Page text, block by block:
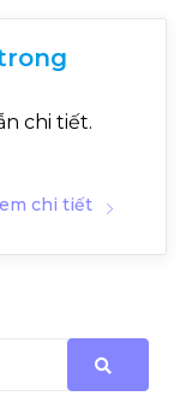
chi tiết.
chi tiết